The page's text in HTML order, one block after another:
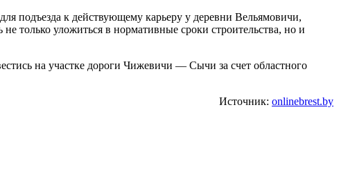
подъезда к действующему карьеру у деревни Вельямовичи,
только уложиться в нормативные сроки строительства, но и
на участке дороги Чижевичи — Сычи за счет областного
Источник: onlinebrest.by